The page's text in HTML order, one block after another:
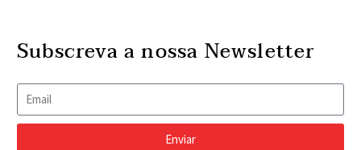
Subscreva a nossa Newsletter
Enviar